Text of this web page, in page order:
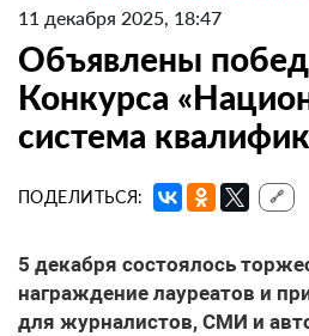
11 декабря 2025, 18:47
Объявлены
Конкурса
система
ПОДЕЛИТЬСЯ: 🔗
5 декабря состоялось
награждение лауреатов и
для журналистов, СМИ и